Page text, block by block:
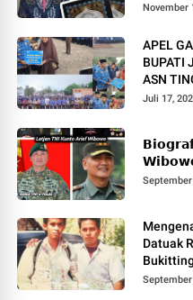
November
APEL
BUPATI
ASN
Juli 17,
Datuak